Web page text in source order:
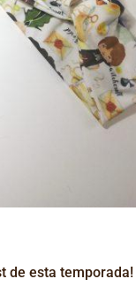
de esta temporada!